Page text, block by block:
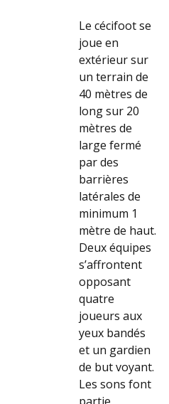
Le cécifoot se
joue en
extérieur sur
un terrain de
40 mètres de
long sur 20
mètres de
large fermé
par des
barrières
latérales de
minimum 1
mètre de haut.
Deux équipes
s’affrontent
opposant
quatre
joueurs aux
yeux bandés
et un gardien
de but voyant.
Les sons font